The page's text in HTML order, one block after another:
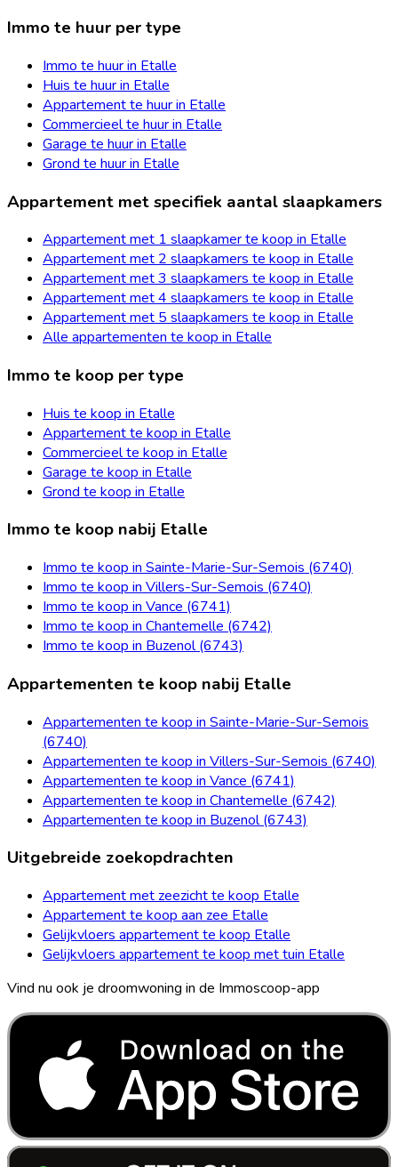
Immo te huur per type
Immo te huur in Etalle
Huis te huur in Etalle
Appartement te huur in Etalle
Commercieel te huur in Etalle
Garage te huur in Etalle
Grond te huur in Etalle
Appartement met specifiek aantal slaapkamers
Appartement met 1 slaapkamer te koop in Etalle
Appartement met 2 slaapkamers te koop in Etalle
Appartement met 3 slaapkamers te koop in Etalle
Appartement met 4 slaapkamers te koop in Etalle
Appartement met 5 slaapkamers te koop in Etalle
Alle appartementen te koop in Etalle
Immo te koop per type
Huis te koop in Etalle
Appartement te koop in Etalle
Commercieel te koop in Etalle
Garage te koop in Etalle
Grond te koop in Etalle
Immo te koop nabij Etalle
Immo te koop in Sainte-Marie-Sur-Semois (6740)
Immo te koop in Villers-Sur-Semois (6740)
Immo te koop in Vance (6741)
Immo te koop in Chantemelle (6742)
Immo te koop in Buzenol (6743)
Appartementen te koop nabij Etalle
Appartementen te koop in Sainte-Marie-Sur-Semois
(6740)
Appartementen te koop in Villers-Sur-Semois (6740)
Appartementen te koop in Vance (6741)
Appartementen te koop in Chantemelle (6742)
Appartementen te koop in Buzenol (6743)
Uitgebreide zoekopdrachten
Appartement met zeezicht te koop Etalle
Appartement te koop aan zee Etalle
Gelijkvloers appartement te koop Etalle
Gelijkvloers appartement te koop met tuin Etalle
Vind nu ook je droomwoning in de Immoscoop-app